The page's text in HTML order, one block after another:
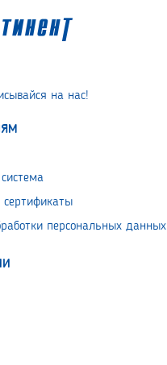
на нас!
персональных данных